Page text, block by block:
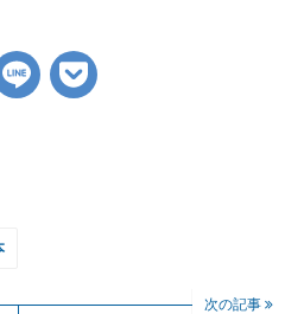
次の記事